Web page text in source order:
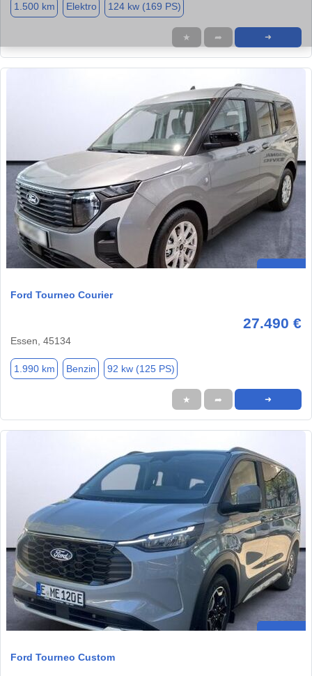
1.500 km Elektro 124 kw (169 PS)
★ ➦ ➜
Ford Tourneo Courier
27.490 €
Essen, 45134
1.990 km Benzin 92 kw (125 PS)
★ ➦ ➜
Ford Tourneo Custom